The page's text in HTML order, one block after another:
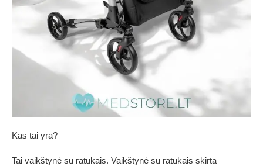
Kas tai yra?
Tai vaikštynė su ratukais. Vaikštynė su ratukais skirta